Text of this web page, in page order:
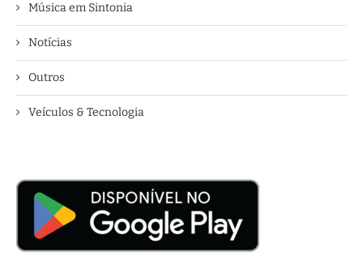
Música em Sintonia
Notícias
Outros
Veículos & Tecnologia